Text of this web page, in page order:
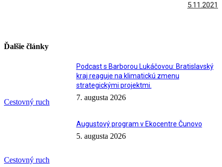
5.11.2021
Ďalšie články
Cestovný ruch
Podcast s Barborou Lukáčovou: Bratislavský
kraj reaguje na klimatickú zmenu
strategickými projektmi.
7. augusta 2026
Cestovný ruch
Augustový program v Ekocentre Čunovo
5. augusta 2026